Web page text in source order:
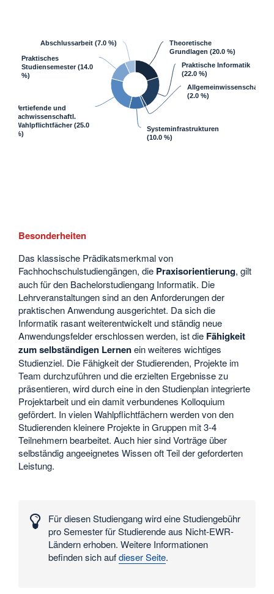
Theoretische
Grundlagen (20.0 %)
Praktische Informatik
(22.0 %)
Allgemeinwissenschaften
(2.0 %)
Systeminfrastrukturen
(10.0 %)
Vertiefende und
fachwissenschaftl.
Wahlpflichtfächer (25.0
%)
Praktisches
Studiensemester (14.0
%)
Abschlussarbeit (7.0 %)
Besonderheiten
Das klassische Prädikatsmerkmal von
Fachhochschulstudiengängen, die Praxisorientierung, gilt
auch für den Bachelorstudiengang Informatik. Die
Lehrveranstaltungen sind an den Anforderungen der
praktischen Anwendung ausgerichtet. Da sich die
Informatik rasant weiterentwickelt und ständig neue
Anwendungsfelder erschlossen werden, ist die Fähigkeit
zum selbständigen Lernenein weiteres wichtiges
Studienziel. Die Fähigkeit der Studierenden, Projekte im
Team durchzuführen und die erzielten Ergebnisse zu
präsentieren, wird durch eine in den Studienplan integrierte
Projektarbeit und ein damit verbundenes Kolloquium
gefördert. In vielen Wahlpflichtfächern werden von den
Studierenden kleinere Projekte in Gruppen mit 3-4
Teilnehmern bearbeitet. Auch hier sind Vorträge über
selbständig angeeignetes Wissen oft Teil der geforderten
Leistung.
und
Für diesen Studiengang wird eine Studiengebühr
pro Semester für Studierende aus Nicht-EWR-
Ländern erhoben. Weitere Informationen
befinden sich aufdieser Seite.